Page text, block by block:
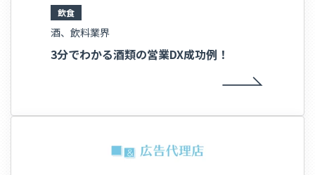
飲食
酒、飲料業界
3分でわかる酒類の営業DX成功例！